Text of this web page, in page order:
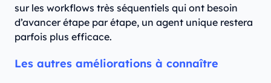
sur les workflows très séquentiels qui ont besoin
d’avancer étape par étape, un agent unique restera
parfois plus efficace.
Les autres améliorations à connaître